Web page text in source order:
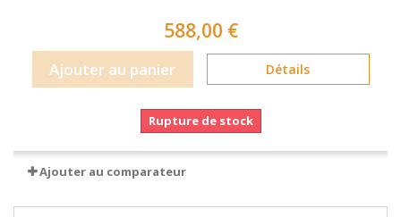
588,00 €
Ajouter au panier Détails
Rupture de stock
Ajouter au comparateur